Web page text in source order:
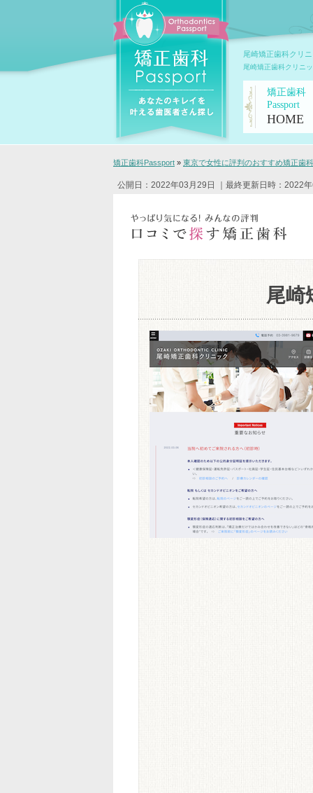
尾崎矯正歯科クリ
尾崎矯正歯科クリニ
矯正歯科
Passport
HOME
矯正歯科Passport » 東京で女性に評判のおすすめ矯正歯
公開日：2022年03月29日 ｜最終更新日時：2022
尾崎